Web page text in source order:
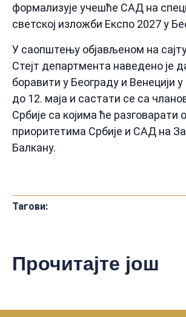
формализује учешће САД на
светској изложби Експо 2027 у
У саопштењу објављеном на
Стејт департмента наведено је
боравити у Београду и Венецији
до 12. маја и састати се са
Србије са којима ће разговарати
приоритетима Србије и САД на
Балкану.
Тагови:
Прочитајте још